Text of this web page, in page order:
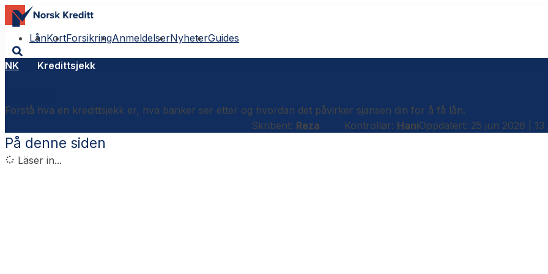
LånKortForsikringAnmeldelserNyheterGuides
NK Kredittsjekk
Forstå hva en kredittsjekk er, hva banker ser etter og hvordan det påvirker sjansen din for å få lån.
Skribent: Reza Kontrollør: HaniOppdatert: 25 jun 2026 | 13
På denne siden
Läser in...